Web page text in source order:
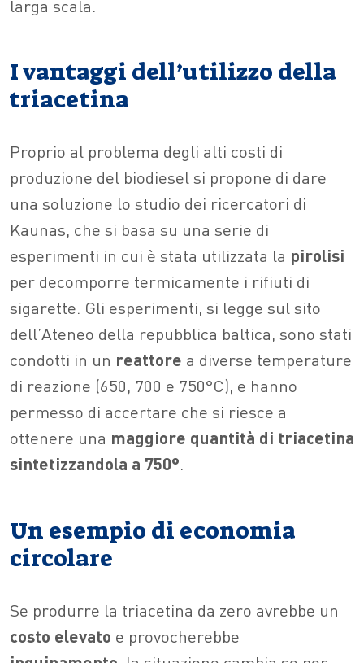
larga scala.
I vantaggi dell’utilizzo della
triacetina
Proprio al problema degli alti costi di
produzione del biodiesel si propone di dare
una soluzione lo studio dei ricercatori di
Kaunas, che si basa su una serie di
esperimenti in cui è stata utilizzata la pirolisi
per decomporre termicamente i rifiuti di
sigarette. Gli esperimenti, si legge sul sito
dell’Ateneo della repubblica baltica, sono stati
condotti in un reattore a diverse temperature
di reazione (650, 700 e 750°C), e hanno
permesso di accertare che si riesce a
ottenere una maggiore quantità di triacetina
sintetizzandola a 750°.
Un esempio di economia
circolare
Se produrre la triacetina da zero avrebbe un
costo elevato e provocherebbe